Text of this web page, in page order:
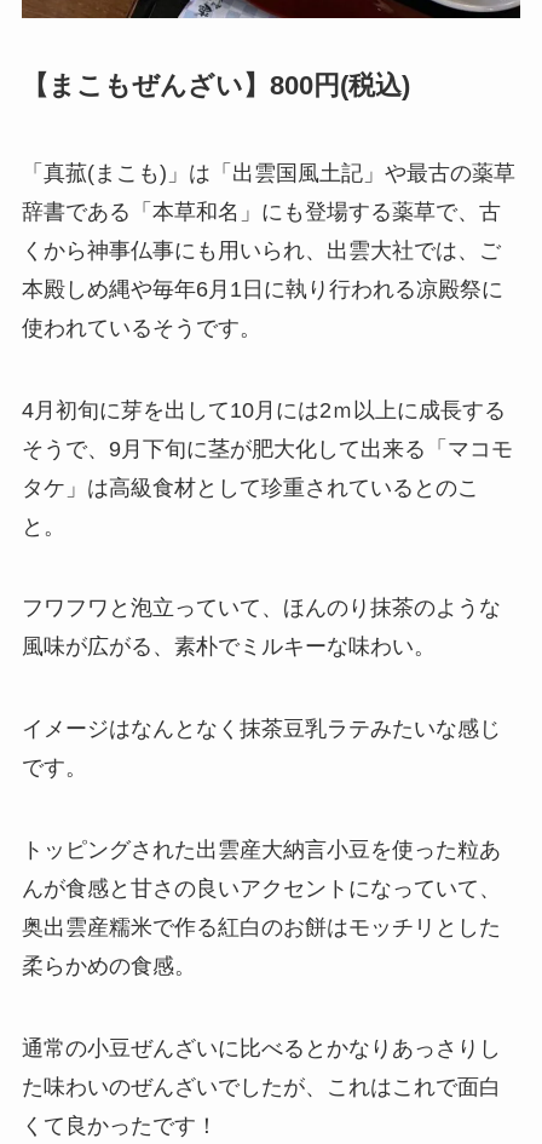
【まこもぜんざい】800円(税込)
「真菰(まこも)」は「出雲国風土記」や最古の薬草
辞書である「本草和名」にも登場する薬草で、古
くから神事仏事にも用いられ、出雲大社では、ご
本殿しめ縄や毎年6月1日に執り行われる凉殿祭に
使われているそうです。
4月初旬に芽を出して10月には2ｍ以上に成長する
そうで、9月下旬に茎が肥大化して出来る「マコモ
タケ」は高級食材として珍重されているとのこ
と。
フワフワと泡立っていて、ほんのり抹茶のような
風味が広がる、素朴でミルキーな味わい。
イメージはなんとなく抹茶豆乳ラテみたいな感じ
です。
トッピングされた出雲産大納言小豆を使った粒あ
んが食感と甘さの良いアクセントになっていて、
奥出雲産糯米で作る紅白のお餅はモッチリとした
柔らかめの食感。
通常の小豆ぜんざいに比べるとかなりあっさりし
た味わいのぜんざいでしたが、これはこれで面白
くて良かったです！